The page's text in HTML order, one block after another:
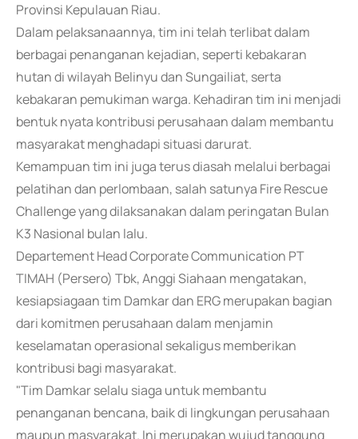
Provinsi Kepulauan Riau.
Dalam pelaksanaannya, tim ini telah terlibat dalam
berbagai penanganan kejadian, seperti kebakaran
hutan di wilayah Belinyu dan Sungailiat, serta
kebakaran pemukiman warga. Kehadiran tim ini menjadi
bentuk nyata kontribusi perusahaan dalam membantu
masyarakat menghadapi situasi darurat.
Kemampuan tim ini juga terus diasah melalui berbagai
pelatihan dan perlombaan, salah satunya Fire Rescue
Challenge yang dilaksanakan dalam peringatan Bulan
K3 Nasional bulan lalu.
Departement Head Corporate Communication PT
TIMAH (Persero) Tbk, Anggi Siahaan mengatakan,
kesiapsiagaan tim Damkar dan ERG merupakan bagian
dari komitmen perusahaan dalam menjamin
keselamatan operasional sekaligus memberikan
kontribusi bagi masyarakat.
"Tim Damkar selalu siaga untuk membantu
penanganan bencana, baik di lingkungan perusahaan
maupun masyarakat. Ini merupakan wujud tanggung